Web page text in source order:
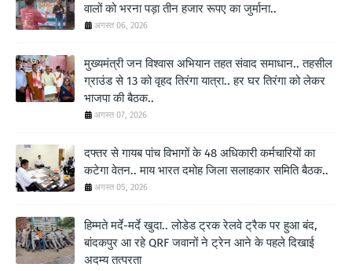
वालों को भरना पड़ा तीन हजार रूपए का जुर्माना..
अगस्त 06, 2026
मुख्यमंत्री जन विश्वास अभियान तहत संवाद समाधान.. तहसील
ग्राउंड से 13 को वृहद तिरंगा यात्रा.. हर घर तिरंगा को लेकर
भाजपा की बैठक..
अगस्त 07, 2026
दफ्तर से गायब पांच विभागों के 48 अधिकारी कर्मचारियों का
कटेगा वेतन.. माय भारत दमोह जिला सलाहकार समिति बैठक..
अगस्त 05, 2026
हिम्मते मर्दे-मर्दे खुदा.. लोडेड ट्रक रेलवे ट्रैक पर हुआ बंद,
बांदकपुर आ रहे QRF जवानों ने ट्रेन आने के पहले दिखाई
अदम्य तत्परता